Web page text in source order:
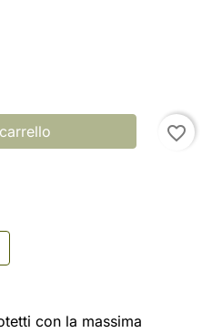
favorite_border
con la massima